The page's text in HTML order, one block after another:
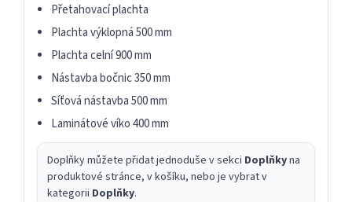
Přetahovací plachta
Plachta výklopná 500 mm
Plachta celní 900 mm
Nástavba bočnic 350 mm
Síťová nástavba 500 mm
Laminátové víko 400 mm
Doplňky můžete přidat jednoduše v sekci Doplňkyna
produktové stránce, v košíku, nebo je vybrat v
kategorii Doplňky.